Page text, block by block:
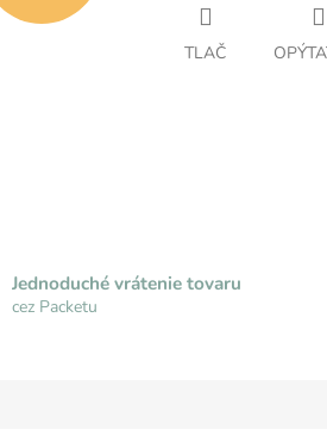
TLAČ
Jednoduché vrátenie tovaru
cez Packetu